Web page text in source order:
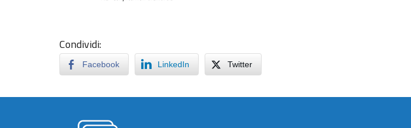
Condividi:
Facebook LinkedIn Twitter